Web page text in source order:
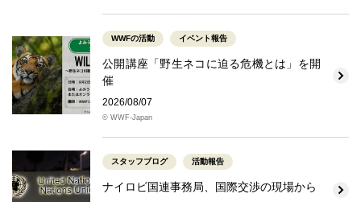
WWFの活動 イベント報告
公開講座「野生ネコに迫る危機とは」を開
催
2026/08/07
© WWF-Japan
スタッフブログ 活動報告
ナイロビ国連事務局、国際交渉の現場から